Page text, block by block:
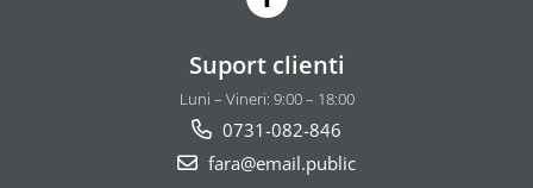
Suport clienti
Luni – Vineri: 9:00 – 18:00
0731-082-846
fara@email.public